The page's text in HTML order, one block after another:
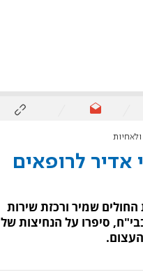
אדיר לרופאים
שמיר ורכזת שירות
סיפרו על הנחיצות של